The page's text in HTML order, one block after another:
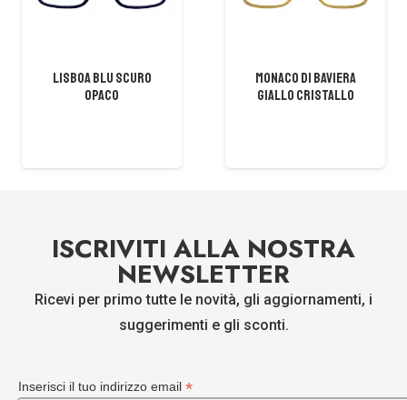
Lisboa Blu Scuro
Opaco
MONACO DI BAVIERA
GIALLO CRISTALLO
ISCRIVITI ALLA NOSTRA
NEWSLETTER
Ricevi per primo tutte le novità, gli aggiornamenti, i
suggerimenti e gli sconti.
Inserisci il tuo indirizzo email *